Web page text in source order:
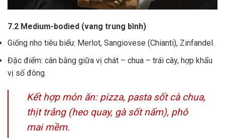
7.2 Medium-bodied (vang trung bình)
Giống nho tiêu biểu: Merlot, Sangiovese (Chianti), Zinfandel.
Đặc điểm: cân bằng giữa vị chát – chua – trái cây, hợp khẩu
vị số đông.
Kết hợp món ăn: pizza, pasta sốt cà chua,
thịt trắng (heo quay, gà sốt nấm), phô
mai mềm.